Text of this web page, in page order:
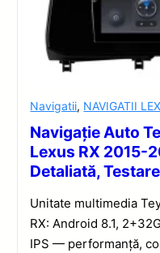
Navigatii, NAVIGATII
Navigație Auto
Lexus RX 2015-
Detaliată,
Unitate multimedia
RX: Android 8.1,
IPS — performanță,